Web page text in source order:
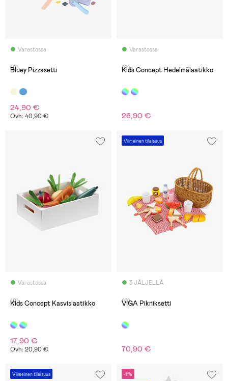
Varastossa
(0)
Bluey Pizzasetti
24,90 €
Ovh: 40,90 €
Varastossa
(9)
Kids Concept Hedelmälaatikko
26,90 €
Varastossa
(9)
Kids Concept Kasvislaatikko
17,90 €
Ovh: 20,90 €
Viimeinen tilaisuus
3 JÄLJELLÄ
(0)
VIGA Pikniksetti
70,90 €
Viimeinen tilaisuus -11%